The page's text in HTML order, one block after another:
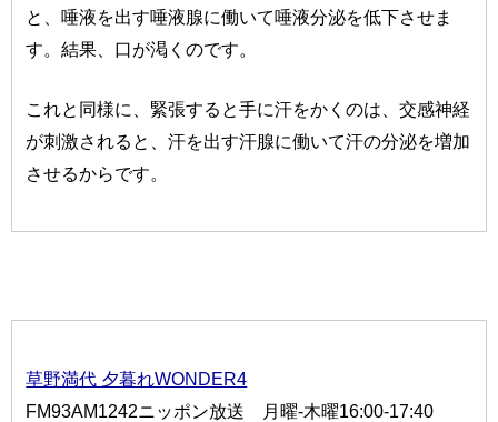
と、唾液を出す唾液腺に働いて唾液分泌を低下させま
す。結果、口が渇くのです。
これと同様に、緊張すると手に汗をかくのは、交感神経
が刺激されると、汗を出す汗腺に働いて汗の分泌を増加
させるからです。
草野満代 夕暮れWONDER4
FM93AM1242ニッポン放送 月曜-木曜16:00-17:40